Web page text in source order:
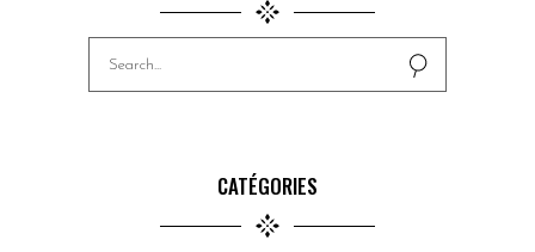
CATÉGORIES